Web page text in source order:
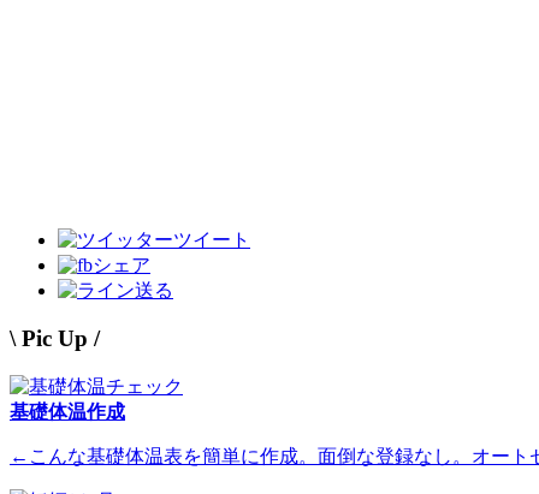
ツイート
シェア
送る
\ Pic Up /
基礎体温作成
←こんな基礎体温表を簡単に作成。面倒な登録なし。オート